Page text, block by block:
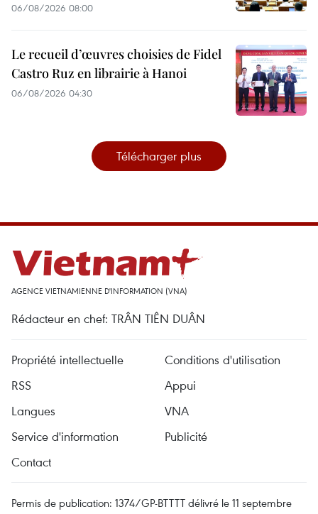
06/08/2026 08:00
Le recueil d’œuvres choisies de Fidel
Castro Ruz en librairie à Hanoi
06/08/2026 04:30
Télécharger plus
AGENCE VIETNAMIENNE D'INFORMATION (VNA)
Rédacteur en chef: TRÂN TIÊN DUÂN
Propriété intellectuelle
Conditions d'utilisation
RSS
Appui
Langues
VNA
Service d'information
Publicité
Contact
Permis de publication: 1374/GP-BTTTT délivré le 11 septembre